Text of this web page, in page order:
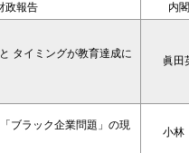
政報告
内
タイミングが教育達成に
眞田
ブラック企業問題」の現
小